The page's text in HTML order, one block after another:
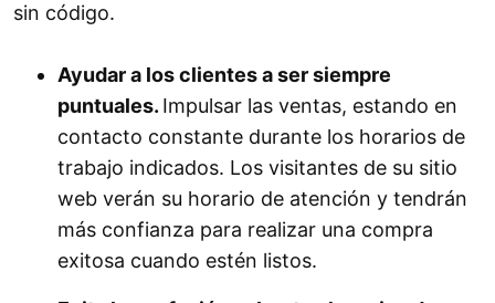
sin código.
Ayudar a los clientes a ser siempre
puntuales. Impulsar las ventas, estando en
contacto constante durante los horarios de
trabajo indicados. Los visitantes de su sitio
web verán su horario de atención y tendrán
más confianza para realizar una compra
exitosa cuando estén listos.